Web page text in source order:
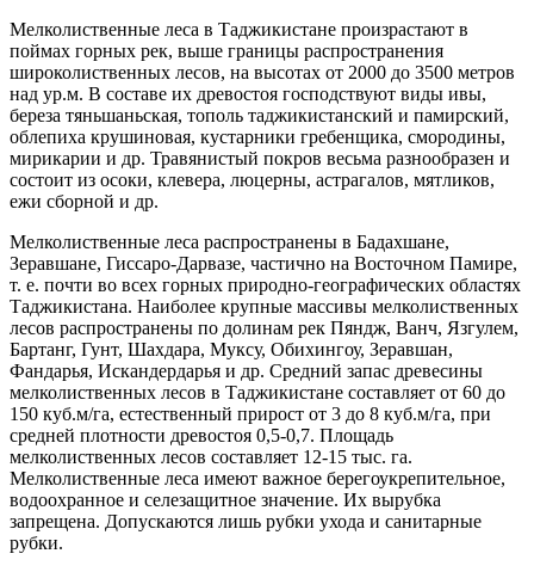
Мелколиственные леса в Таджикистане произрастают в
поймах горных рек, выше границы распространения
широколиственных лесов, на высотах от 2000 до 3500 метров
над ур.м. В составе их древостоя господствуют виды ивы,
береза тяньшаньская, тополь таджикистанский и памирский,
облепиха крушиновая, кустарники гребенщика, смородины,
мирикарии и др. Травянистый покров весьма разнообразен и
состоит из осоки, клевера, люцерны, астрагалов, мятликов,
ежи сборной и др.
Мелколиственные леса распространены в Бадахшане,
Зеравшане, Гиссаро-Дарвазе, частично на Восточном Памире,
т. е. почти во всех горных природно-географических областях
Таджикистана. Наиболее крупные массивы мелколиственных
лесов распространены по долинам рек Пяндж, Ванч, Язгулем,
Бартанг, Гунт, Шахдара, Муксу, Обихингоу, Зеравшан,
Фандарья, Искандердарья и др. Средний запас древесины
мелколиственных лесов в Таджикистане составляет от 60 до
150 куб.м/га, естественный прирост от 3 до 8 куб.м/га, при
средней плотности древостоя 0,5-0,7. Площадь
мелколиственных лесов составляет 12-15 тыс. га.
Мелколиственные леса имеют важное берегоукрепительное,
водоохранное и селезащитное значение. Их вырубка
запрещена. Допускаются лишь рубки ухода и санитарные
рубки.